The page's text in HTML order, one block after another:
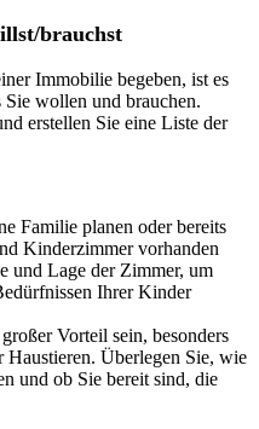
brauchst
Immobilie begeben, ist es
Sie wollen und brauchen.
erstellen Sie eine Liste der
Familie planen oder bereits
Kinderzimmer vorhanden
und Lage der Zimmer, um
Ihrer Kinder
Vorteil sein, besonders
Überlegen Sie, wie
und ob Sie bereit sind, die